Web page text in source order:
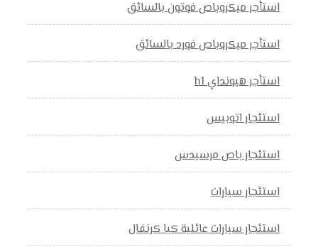
استأجر ميكروباص فوتون بالسائق
استأجر ميكروباص فورد بالسائق
استأجر هيونداي h1
استئجار اتوبيس
استئجار باص مرسيدس
استئجار سيارات
استئجار سيارات عائلية كيا كرنفال